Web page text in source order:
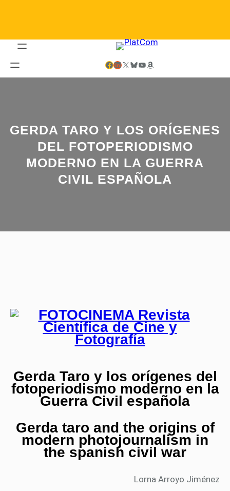
Facebook LinkedIn X Bluesky YouTube Amazon
GERDA TARO Y LOS ORÍGENES
DEL FOTOPERIODISMO
MODERNO EN LA GUERRA
CIVIL ESPAÑOLA
Gerda Taro y los orígenes del
fotoperiodismo moderno en la
Guerra Civil española
Gerda taro and the origins of
modern photojournalism in
the spanish civil war
Lorna Arroyo Jiménez